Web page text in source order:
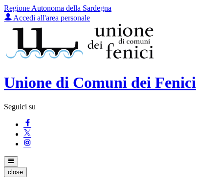
Regione Autonoma della Sardegna
Accedi all'area personale
Unione di Comuni dei Fenici
Seguici su
close